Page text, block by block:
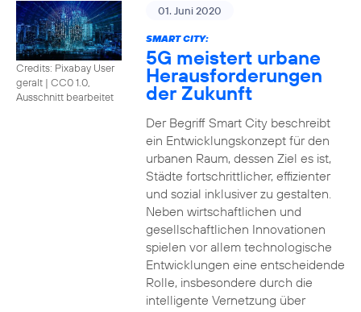
Credits: Pixabay User
geralt | CC0 1.0,
Ausschnitt bearbeitet
01. Juni 2020
SMART CITY:
5G meistert urbane
Herausforderungen
der Zukunft
Der Begriff Smart City beschreibt
ein Entwicklungskonzept für den
urbanen Raum, dessen Ziel es ist,
Städte fortschrittlicher, effizienter
und sozial inklusiver zu gestalten.
Neben wirtschaftlichen und
gesellschaftlichen Innovationen
spielen vor allem technologische
Entwicklungen eine entscheidende
Rolle, insbesondere durch die
intelligente Vernetzung über